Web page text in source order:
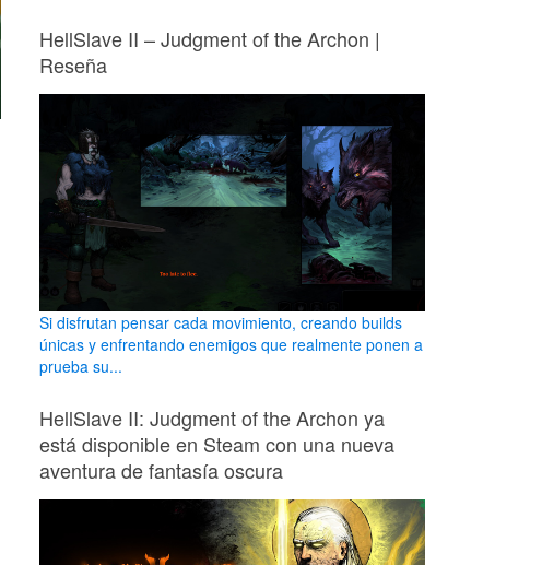
HellSlave II – Judgment of the Archon |
Reseña
Si disfrutan pensar cada movimiento, creando builds
únicas y enfrentando enemigos que realmente ponen a
prueba su...
HellSlave II: Judgment of the Archon ya
está disponible en Steam con una nueva
aventura de fantasía oscura